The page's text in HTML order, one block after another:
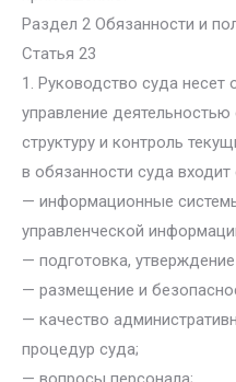
Раздел 2 Обязанности и
Статья 23
1. Руководство суда несет
управление
структуру и контроль
в обязанности суда
— информационные
управленческой
— подготовка,
— размещение и
— качество
процедур суда;